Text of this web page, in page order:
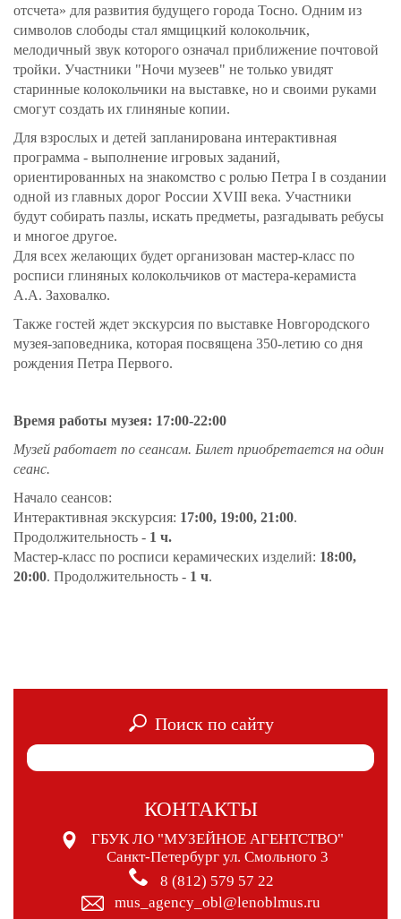
отсчета» для развития будущего города Тосно. Одним из
символов слободы стал ямщицкий колокольчик,
мелодичный звук которого означал приближение почтовой
тройки. Участники "Ночи музеев" не только увидят
старинные колокольчики на выставке, но и своими руками
смогут создать их глиняные копии.
Для взрослых и детей запланирована интерактивная
программа - выполнение игровых заданий,
ориентированных на знакомство с ролью Петра I в создании
одной из главных дорог России XVIII века. Участники
будут собирать пазлы, искать предметы, разгадывать ребусы
и многое другое.
Для всех желающих будет организован мастер-класс по
росписи глиняных колокольчиков от мастера-керамиста
А.А. Заховалко.
Также гостей ждет экскурсия по выставке Новгородского
музея-заповедника, которая посвящена 350-летию со дня
рождения Петра Первого.
Время работы музея: 17:00-22:00
Музей работает по сеансам. Билет приобретается на один
сеанс.
Начало сеансов:
Интерактивная экскурсия: 17:00, 19:00, 21:00.
Продолжительность - 1 ч.
Мастер-класс по росписи керамических изделий: 18:00,
20:00. Продолжительность - 1 ч.
Поиск по сайту
КОНТАКТЫ
ГБУК ЛО "МУЗЕЙНОЕ АГЕНТСТВО"
Санкт-Петербург ул. Смольного 3
8 (812) 579 57 22
mus_agency_obl@lenoblmus.ru